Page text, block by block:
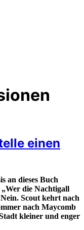
einen
an dieses Buch
die Nachtigall
Scout kehrt nach
nach Maycomb
kleiner und enger